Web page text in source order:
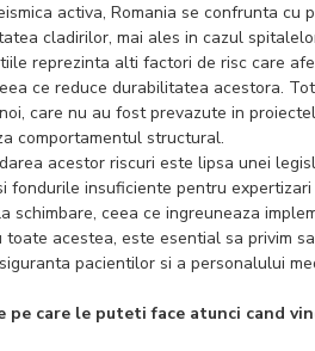
activa, Romania se confrunta cu
cladirilor, mai ales in cazul
reprezinta alti factori de risc care
ce reduce durabilitatea acestora.
care nu au fost prevazute in
comportamentul structural.
acestor riscuri este lipsa unei
fondurile insuficiente pentru
schimbare, ceea ce ingreuneaza
toate acestea, este esential sa privim
pacientilor si a personalului
pe care le puteti face atunci cand